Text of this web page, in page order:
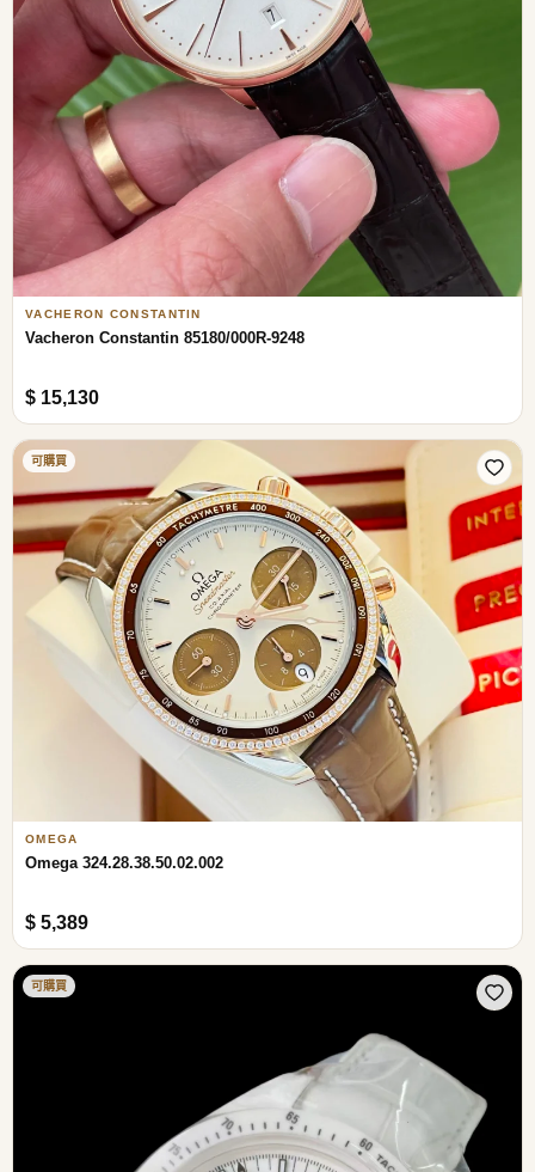
VACHERON CONSTANTIN
Vacheron Constantin 85180/000R-9248
$ 15,130
可購買
OMEGA
Omega 324.28.38.50.02.002
$ 5,389
可購買